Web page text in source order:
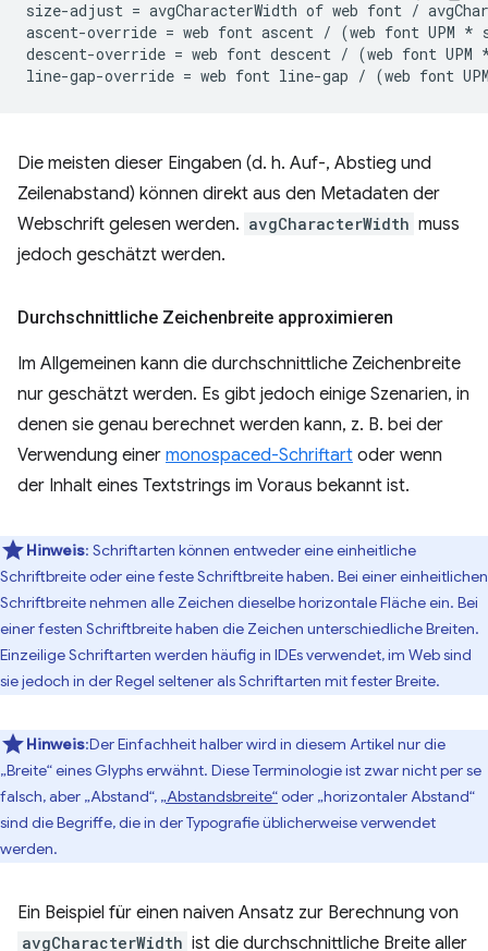
size-adjust = avgCharacterWidth of web font /
ascent-override = web font ascent / (web font UPM
descent-override = web font descent / (web font
Die meisten dieser Eingaben (d. h. Auf-, Abstieg und
Zeilenabstand) können direkt aus den Metadaten der
Webschrift gelesen werden. avgCharacterWidth muss
jedoch geschätzt werden.
Durchschnittliche Zeichenbreite approximieren
Im Allgemeinen kann die durchschnittliche Zeichenbreite
nur geschätzt werden. Es gibt jedoch einige Szenarien, in
denen sie genau berechnet werden kann, z. B. bei der
Verwendung einer monospaced-Schriftart oder wenn
der Inhalt eines Textstrings im Voraus bekannt ist.
Hinweis: Schriftarten können entweder eine einheitliche
Schriftbreite oder eine feste Schriftbreite haben. Bei einer einheitlichen
Schriftbreite nehmen alle Zeichen dieselbe horizontale Fläche ein. Bei
einer festen Schriftbreite haben die Zeichen unterschiedliche Breiten.
Einzeilige Schriftarten werden häufig in IDEs verwendet, im Web sind
sie jedoch in der Regel seltener als Schriftarten mit fester Breite.
Hinweis:Der Einfachheit halber wird in diesem Artikel nur die
„Breite“ eines Glyphs erwähnt. Diese Terminologie ist zwar nicht per se
falsch, aber „Abstand“, „Abstandsbreite“oder „horizontaler Abstand“
sind die Begriffe, die in der Typografie üblicherweise verwendet
werden.
Ein Beispiel für einen naiven Ansatz zur Berechnung von
avgCharacterWidth ist die durchschnittliche Breite aller